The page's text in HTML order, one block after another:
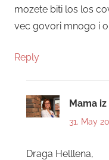
mozete biti los los
vec govori mnogo i
Reply
Mama
31. May
Draga Helllena,